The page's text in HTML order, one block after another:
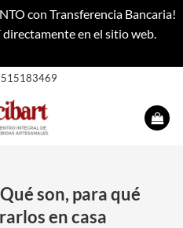
con Transferencia Bancaria!
directamente en el sitio web.
son, para qué
en casa